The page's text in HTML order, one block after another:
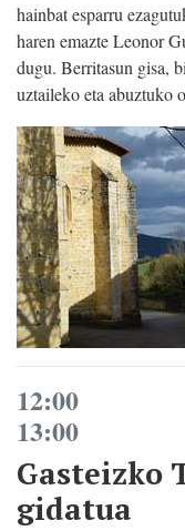
hainbat esparru
haren emazte Leonor
dugu. Berritasun gisa,
uztaileko eta abuztuko
12:00
13:00
Gasteizko
gidatua